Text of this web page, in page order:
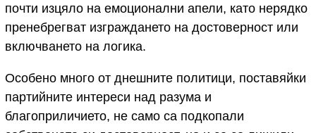
почти изцяло на емоционални апели, като нерядко
пренебрегват изграждането на достоверност или
включването на логика.
Особено много от днешните политици, поставяйки
партийните интереси над разума и
благоприличието, не само са подкопали